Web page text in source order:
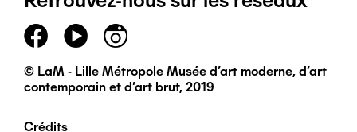
page
principal
© LaM - Lille Métropole Musée d'art moderne, d'art
contemporain et d'art brut, 2019
Crédits